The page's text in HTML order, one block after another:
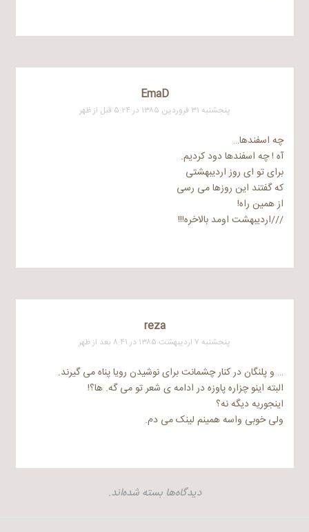
EmaD
پنجشنبه ۳۱ فروردین ۱۳۸۵ در ۵:۲۴ قبل از ظهر
چه اسفندها…
آه ! چه اسفندها دود کردیم.
برای تو ای روز اردیبهشتی
که گفتند این روزها می رسی
از همین راه!
///اردیبهشت اومد بالاخره!!!
reza
پنجشنبه ۷ اردیبهشت ۱۳۸۵ در ۸:۴۱ بعد از ظهر
… و پلنگان در کنار چشمانت برای نوشیدن رویا پناه می گیرند.
البته اینو چزاره پاوزه در ادامه ی شعر تو می گه. ها؟!
اینجوریه دیگه نه؟
ولی خوبی واسه همینم لینک می دم.
دیدگاه‌ها بسته شده‌اند.